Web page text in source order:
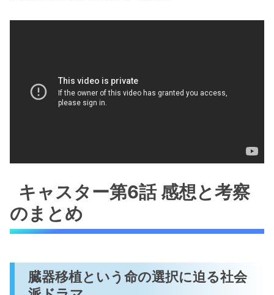
キャスター第6話 感想と考察
のまとめ
臓器移植という命の選択に迫る社会